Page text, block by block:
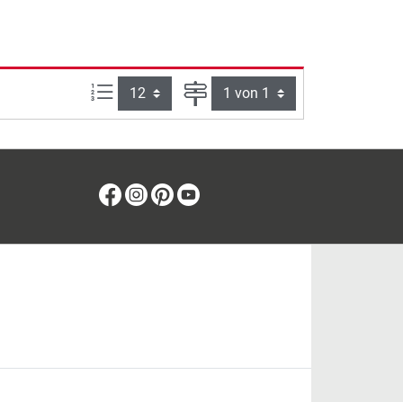
Artikel pro Seite: Seite
Facebook
Instagram
Pinterest